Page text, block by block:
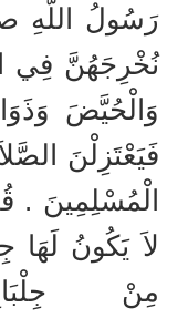
رَسُولُ اللَّهِ
نُخْرِجَهُنَّ فِي
وَالْحُيَّضَ
فَيَعْتَزِلْنَ
الْمُسْلِمِينَ .
لاَ يَكُونُ لَهَا
مِنْ